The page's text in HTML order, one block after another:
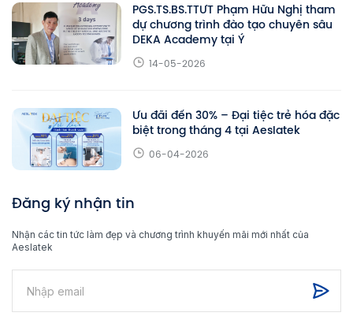
PGS.TS.BS.TTƯT Phạm Hữu Nghị tham
dự chương trình đào tạo chuyên sâu
DEKA Academy tại Ý
14-05-2026
Ưu đãi đến 30% – Đại tiệc trẻ hóa đặc
biệt trong tháng 4 tại Aeslatek
06-04-2026
Đăng ký nhận tin
Nhận các tin tức làm đẹp và chương trình khuyến mãi mới nhất của
Aeslatek